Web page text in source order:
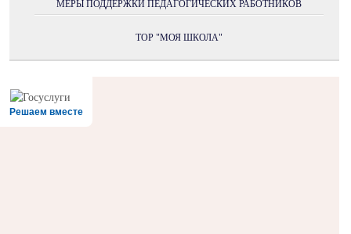
МЕРЫ ПОДДЕРЖКИ ПЕДАГОГИЧЕСКИХ РАБОТНИКОВ
ТОР "МОЯ ШКОЛА"
Решаем вместе